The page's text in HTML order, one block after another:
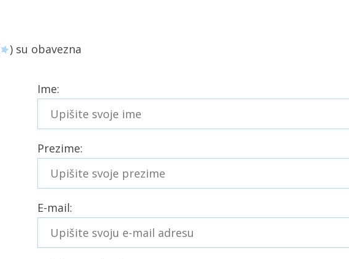
) su obavezna
Ime:
Prezime:
E-mail: